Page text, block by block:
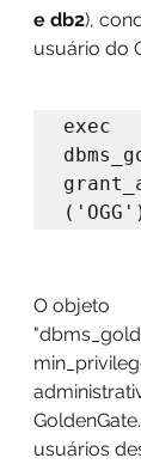
e db2),
usuário do
exec
O objeto
usuários